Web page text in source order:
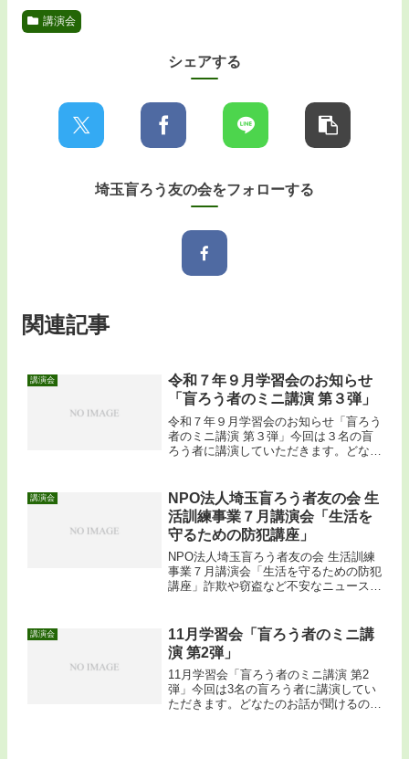
講演会
シェアする
埼玉盲ろう友の会をフォローする
関連記事
講演会
令和７年９月学習会のお知らせ
「盲ろう者のミニ講演 第３弾」
令和７年９月学習会のお知らせ「盲ろう
者のミニ講演 第３弾」今回は３名の盲
ろう者に講演していただきます。どなた
す。記日時：９月１８日（木）１３：３
０〜１５：３０（受付１３...
講演会
NPO法人埼玉盲ろう者友の会 生
活訓練事業７月講演会「生活を
守るための防犯講座」
NPO法人埼玉盲ろう者友の会 生活訓練
事業７月講演会「生活を守るための防犯
講座」詐欺や窃盗など不安なニュースが
ょう。どなたでもご参加いただけます。
記日時：７月２７日（土...
講演会
11月学習会「盲ろう者のミニ講
演 第2弾」
11月学習会「盲ろう者のミニ講演 第2
弾」今回は3名の盲ろう者に講演してい
ただきます。どなたのお話が聞けるの